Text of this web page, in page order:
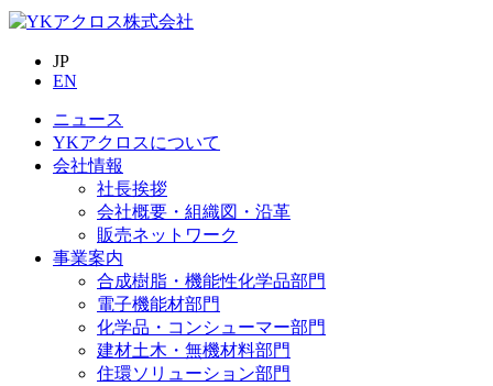
JP
EN
ニュース
YKアクロスについて
会社情報
社長挨拶
会社概要・組織図・沿革
販売ネットワーク
事業案内
合成樹脂・機能性化学品部門
電子機能材部門
化学品・コンシューマー部門
建材土木・無機材料部門
住環ソリューション部門